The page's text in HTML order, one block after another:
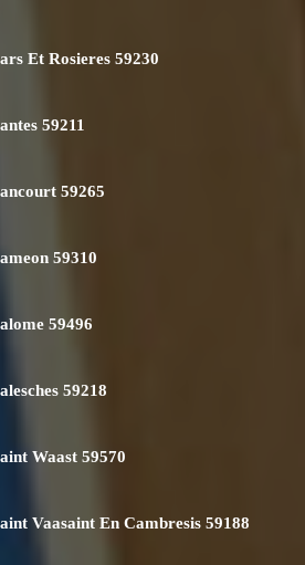
Et Rosieres 59230
59211
59265
59310
59496
59218
Waast 59570
Vaasaint En Cambresis 59188